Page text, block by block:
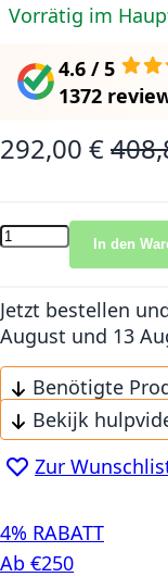
Vorrätig im
4.6 / 5
1372
Sonderangebot
292,00 €
In den
Jetzt bestellen
August und 13
Benötigte
Bekijk
Zur
4% RABATT
Ab €250